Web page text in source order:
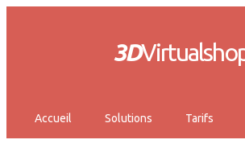
3D
Accueil Solutions Tarifs